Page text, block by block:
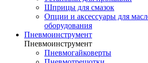
Шприцы для смазок
Опции и аксессуары для
оборудования
Пневмоинструмент
Пневмоинструмент
Пневмогайковерты